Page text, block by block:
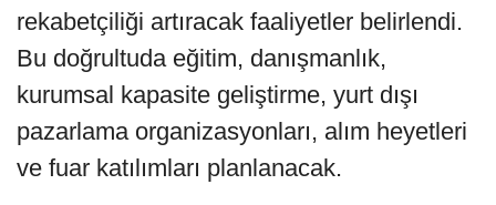
rekabetçiliği artıracak faaliyetler belirlendi.
Bu doğrultuda eğitim, danışmanlık,
kurumsal kapasite geliştirme, yurt dışı
pazarlama organizasyonları, alım heyetleri
ve fuar katılımları planlanacak.